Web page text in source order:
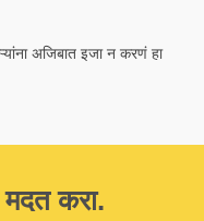
अजिबात इजा न करणं हा
करा.